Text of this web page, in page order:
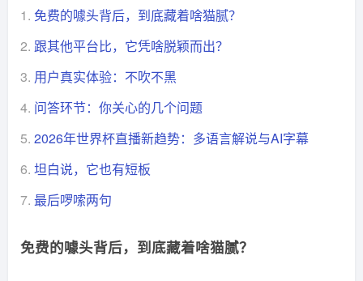
1. 免费的噱头背后，到底藏着啥猫腻？
2. 跟其他平台比，它凭啥脱颖而出？
3. 用户真实体验：不吹不黑
4. 问答环节：你关心的几个问题
5. 2026年世界杯直播新趋势：多语言解说与AI字幕
6. 坦白说，它也有短板
7. 最后啰嗦两句
免费的噱头背后，到底藏着啥猫腻？